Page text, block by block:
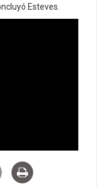
Esteves.